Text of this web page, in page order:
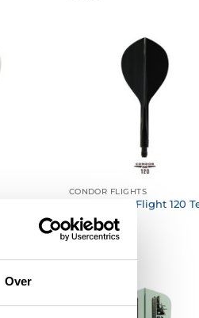
Over
CONDOR FLIGHTS
Condor AXE Flight 120
Drop Black
€14,95